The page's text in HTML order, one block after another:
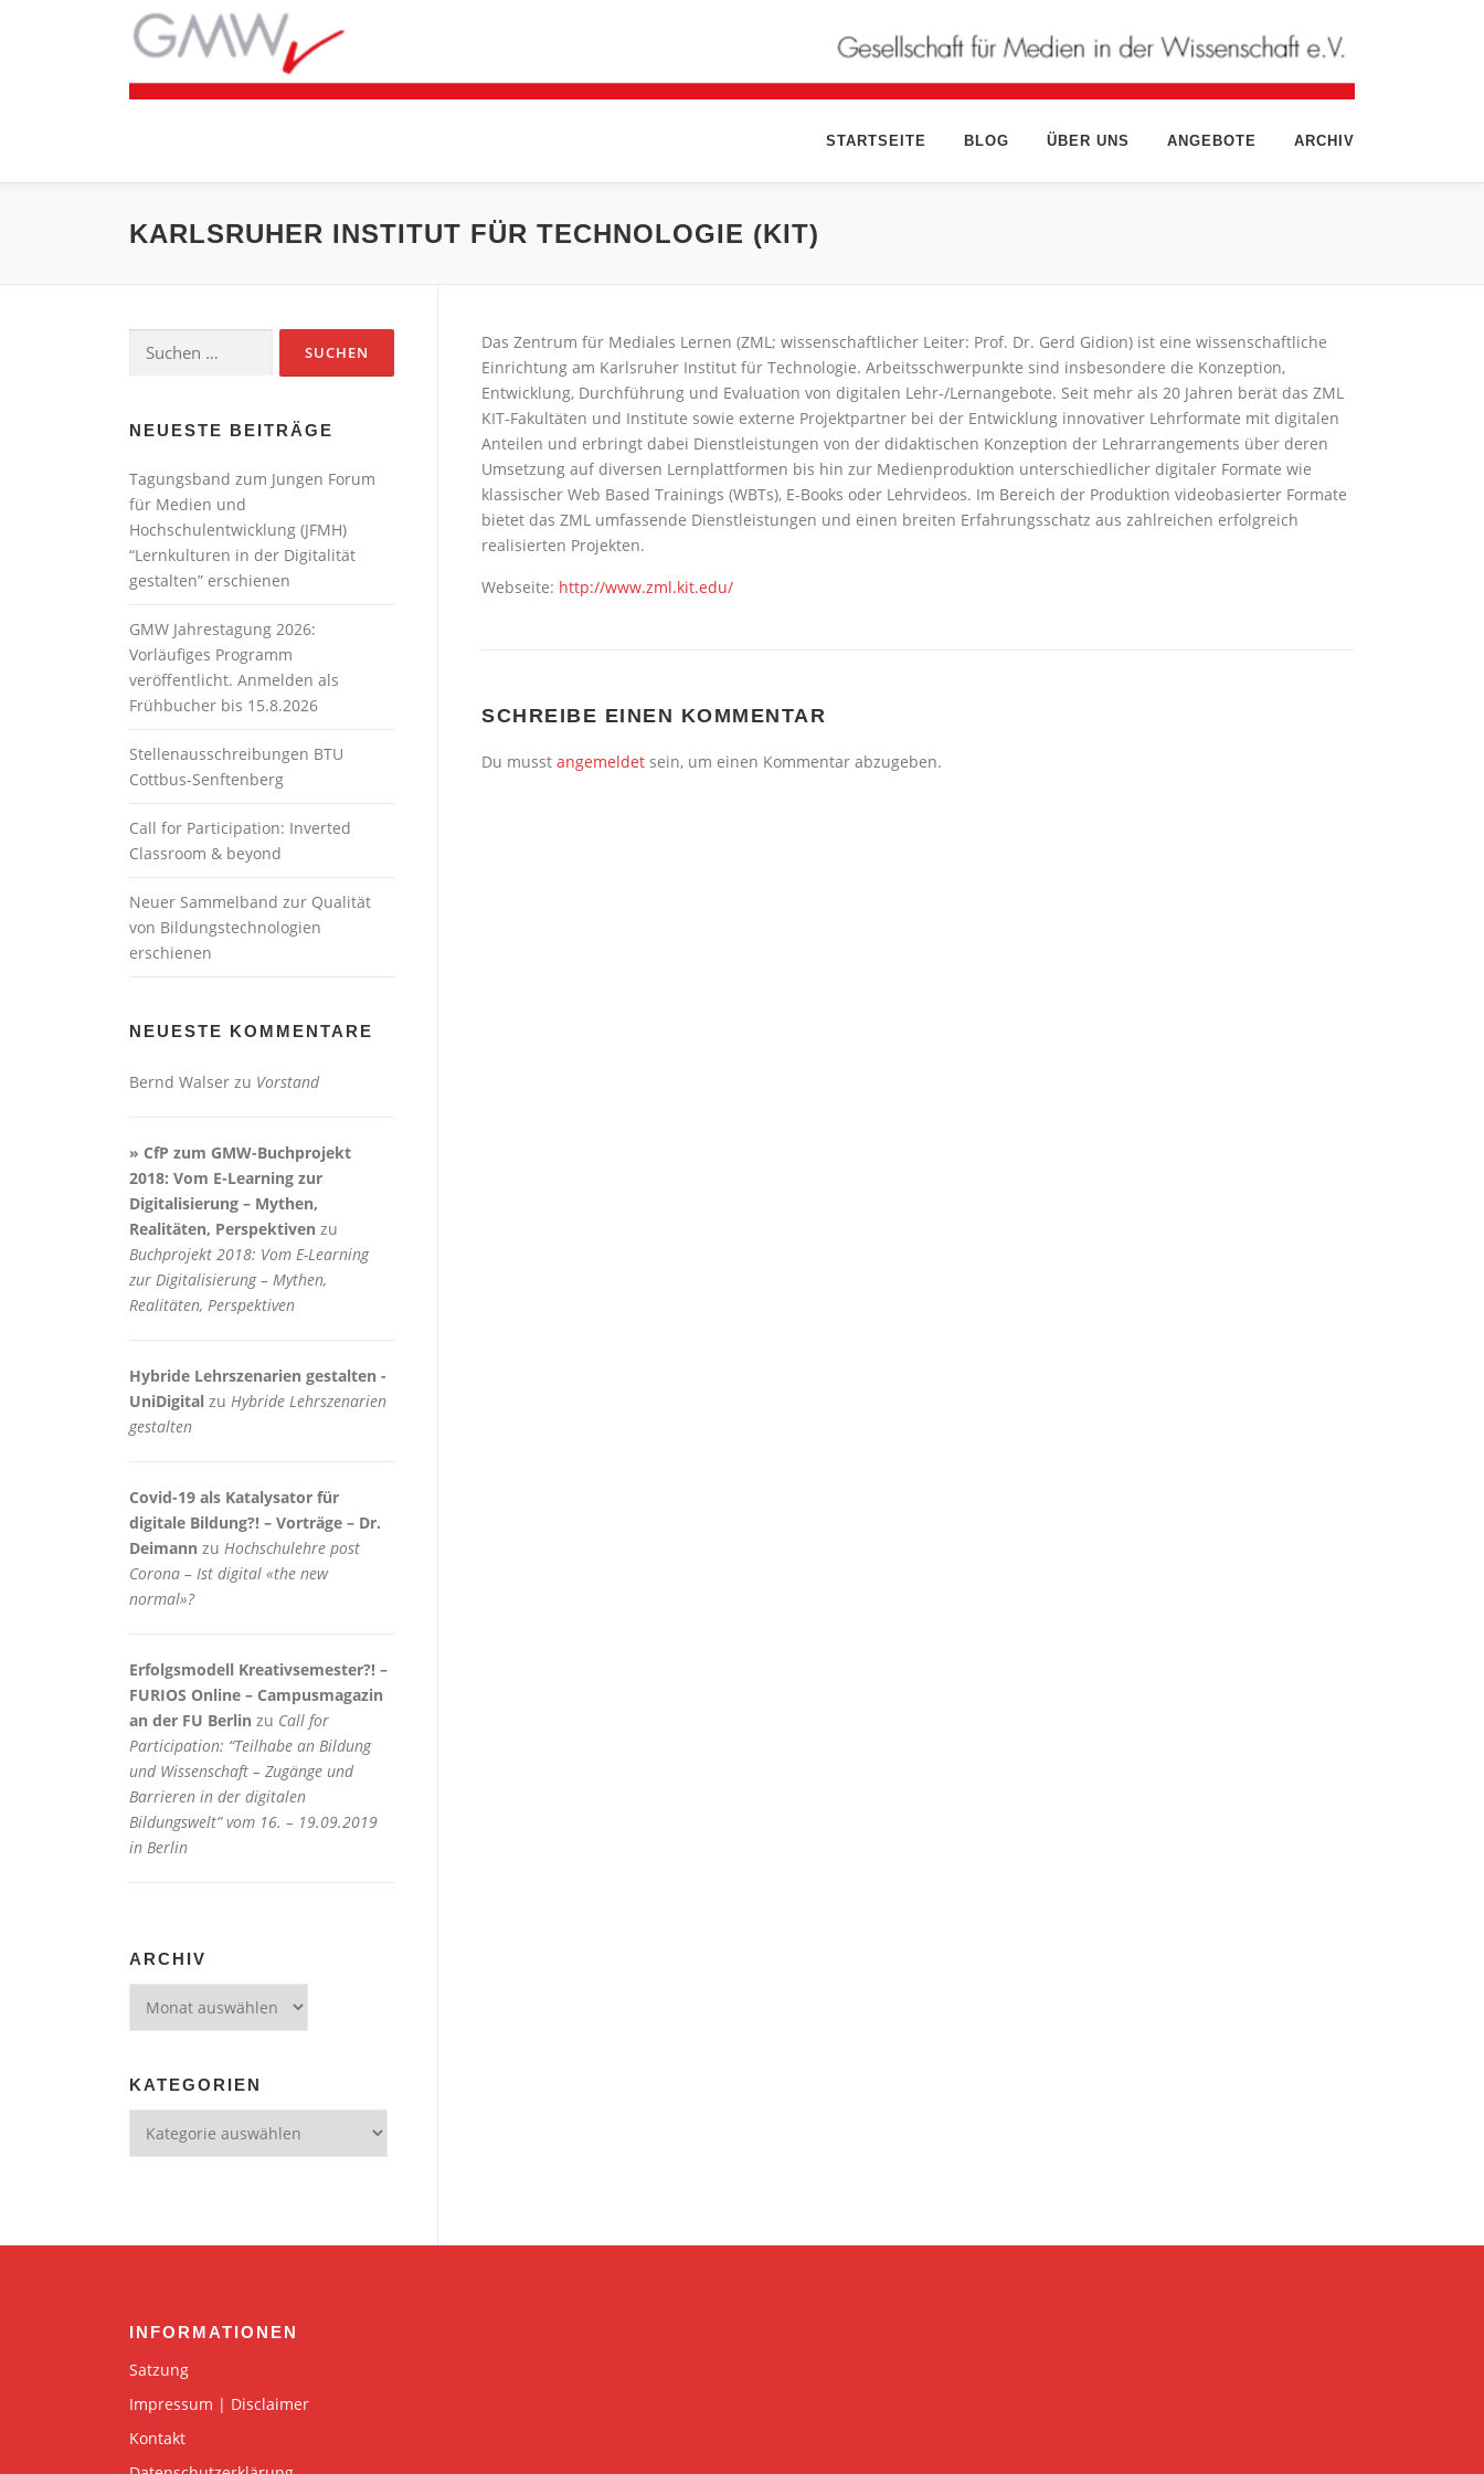
STARTSEITE BLOG ÜBER UNS ANGEBOTE ARCHIV
KARLSRUHER INSTITUT FÜR TECHNOLOGIE (KIT)
Das Zentrum für Mediales Lernen (ZML; wissenschaftlicher Leiter: Prof. Dr. Gerd Gidion) ist eine wissenschaftliche
Einrichtung am Karlsruher Institut für Technologie. Arbeitsschwerpunkte sind insbesondere die Konzeption,
Entwicklung, Durchführung und Evaluation von digitalen Lehr-/Lernangebote. Seit mehr als 20 Jahren berät das ZML
KIT-Fakultäten und Institute sowie externe Projektpartner bei der Entwicklung innovativer Lehrformate mit digitalen
Anteilen und erbringt dabei Dienstleistungen von der didaktischen Konzeption der Lehrarrangements über deren
Umsetzung auf diversen Lernplattformen bis hin zur Medienproduktion unterschiedlicher digitaler Formate wie
klassischer Web Based Trainings (WBTs), E-Books oder Lehrvideos. Im Bereich der Produktion videobasierter Formate
bietet das ZML umfassende Dienstleistungen und einen breiten Erfahrungsschatz aus zahlreichen erfolgreich
realisierten Projekten.
Webseite: http://www.zml.kit.edu/
SCHREIBE EINEN KOMMENTAR
Du musst angemeldet sein, um einen Kommentar abzugeben.
nach:
NEUESTE BEITRÄGE
Tagungsband zum Jungen Forum
für Medien und
Hochschulentwicklung (JFMH)
“Lernkulturen in der Digitalität
gestalten” erschienen
GMW Jahrestagung 2026:
Vorläufiges Programm
veröffentlicht. Anmelden als
Frühbucher bis 15.8.2026
Stellenausschreibungen BTU
Cottbus-Senftenberg
Call for Participation: Inverted
Classroom & beyond
Neuer Sammelband zur Qualität
von Bildungstechnologien
erschienen
NEUESTE KOMMENTARE
Bernd Walser zu Vorstand
» CfP zum GMW-Buchprojekt
2018: Vom E-Learning zur
Digitalisierung – Mythen,
Realitäten, Perspektiven zu
Buchprojekt 2018: Vom E-Learning
zur Digitalisierung – Mythen,
Realitäten, Perspektiven
Hybride Lehrszenarien gestalten -
UniDigital zu Hybride Lehrszenarien
gestalten
Covid-19 als Katalysator für
digitale Bildung?! – Vorträge – Dr.
Deimann zu Hochschulehre post
Corona – Ist digital «the new
normal»?
Erfolgsmodell Kreativsemester?! –
FURIOS Online – Campusmagazin
an der FU Berlin zu Call for
Participation: “Teilhabe an Bildung
und Wissenschaft – Zugänge und
Barrieren in der digitalen
Bildungswelt” vom 16. – 19.09.2019
in Berlin
ARCHIV
KATEGORIEN
INFORMATIONEN
Satzung
Impressum | Disclaimer
Kontakt